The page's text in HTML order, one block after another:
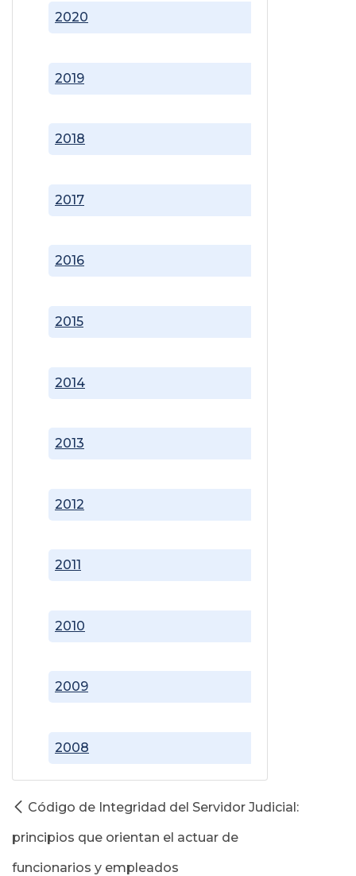
2008
2009
2010
2011
2012
2013
2014
2015
2016
2017
2018
2019
2020
Código de Integridad del Servidor Judicial:
principios que orientan el actuar de
funcionarios y empleados